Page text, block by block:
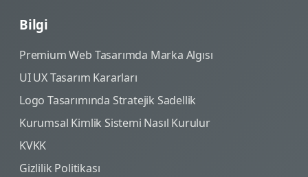
Bilgi
Premium Web Tasarımda Marka Algısı
UI UX Tasarım Kararları
Logo Tasarımında Stratejik Sadellik
Kurumsal Kimlik Sistemi Nasıl Kurulur
KVKK
Gizlilik Politikası